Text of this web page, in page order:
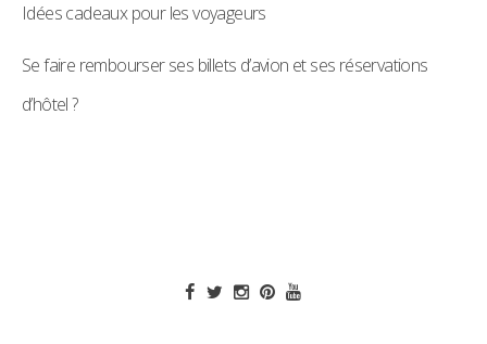
Idées cadeaux pour les voyageurs
Se faire rembourser ses billets d’avion et ses réservations
d’hôtel ?